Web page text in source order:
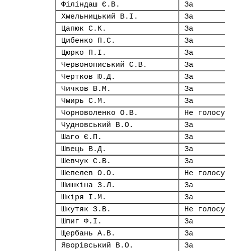
Філіндаш Є.В.
За
Хмельницький В.І.
За
Цапюк С.К.
За
Цибенко П.С.
За
Цюрко П.І.
За
Червонописький С.В.
За
Чертков Ю.Д.
За
Чичков В.М.
За
Чмирь С.М.
За
Чорноволенко О.В.
Не
Чудновський В.О.
За
Шаго Є.П.
За
Швець В.Д.
За
Шевчук С.В.
За
Шепелев О.О.
Не
Шишкіна З.Л.
За
Шкіря І.М.
За
Шкутяк З.В.
Не
Шпиг Ф.І.
За
Щербань А.В.
За
Яворівський В.О.
За